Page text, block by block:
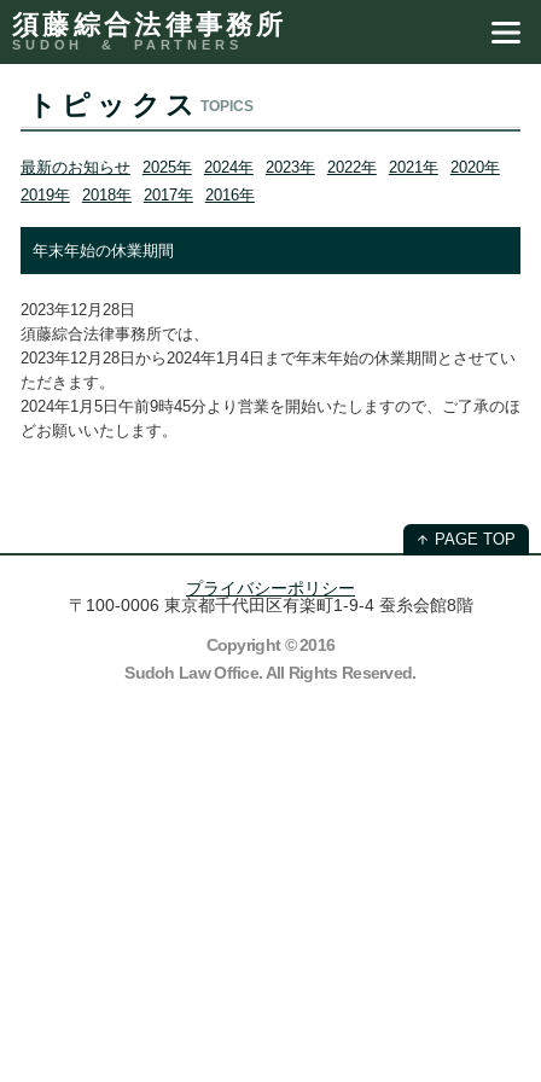
須藤綜合法律事務所
トピックス TOPICS
最新のお知らせ 2025年 2024年 2023年 2022年 2021年
2020年
2019年
2018年 2017年 2016年
年末年始の休業期間
2023年12月28日
須藤綜合法律事務所では、
2023年12月28日から2024年1月4日まで年末年始の休業期間とさせてい
ただきます。
2024年1月5日午前9時45分より営業を開始いたしますので、ご了承のほ
どお願いいたします。
PAGE TOP
プライバシーポリシー
〒100-0006 東京都千代田区有楽町1-9-4 蚕糸会館8階
Copyright © 2016
Sudoh Law Office. All Rights Reserved.